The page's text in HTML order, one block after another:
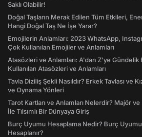
Saklı Olabilir!
Doğal Taşların Merak Edilen Tüm Etkileri,
Hangi Doğal Taş Ne İşe Yarar?
Emojilerin Anlamları: 2023 WhatsApp,
Çok Kullanılan Emojiler ve Anlamları
Atasözleri ve Anlamları: A'dan Z'ye Gündelik
Kullanılan Atasözleri ve Anlamları
Tavla Diziliş Şekli Nasıldır? Erkek Tavlası ve
ve Oynama Yönleri
Tarot Kartları ve Anlamları Nelerdir? Majör
İle Tılsımlı Bir Dünyaya Giriş
Burç Uyumu Hesaplama Nedir? Burç
Hesaplanır?